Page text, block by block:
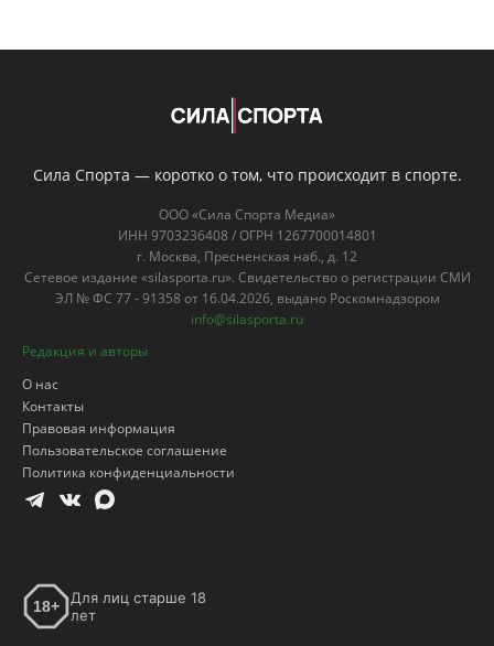
Сила Спорта — коротко о том, что происходит в спорте.
ООО «Сила Спорта Медиа»
ИНН 9703236408 / ОГРН 1267700014801
г. Москва, Пресненская наб., д. 12
Сетевое издание «silasporta.ru». Свидетельство о регистрации СМИ
ЭЛ № ФС 77 - 91358 от 16.04.2026, выдано Роскомнадзором
info@silasporta.ru
Редакция и авторы
О нас
Контакты
Правовая информация
Пользовательское соглашение
Политика конфиденциальности
18+
Для лиц старше 18
лет